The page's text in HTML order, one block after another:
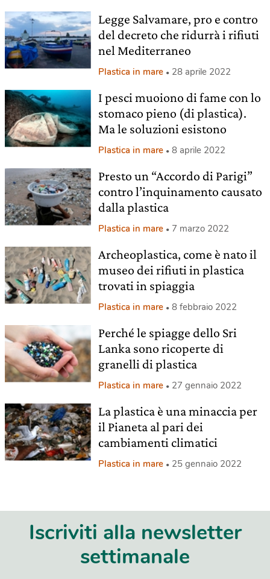
Legge Salvamare, pro e contro
del decreto che ridurrà i rifiuti
nel Mediterraneo
Plastica in mare 28 aprile 2022
I pesci muoiono di fame con lo
stomaco pieno (di plastica).
Ma le soluzioni esistono
Plastica in mare 8 aprile 2022
Presto un “Accordo di Parigi”
contro l’inquinamento causato
dalla plastica
Plastica in mare 7 marzo 2022
Archeoplastica, come è nato il
museo dei rifiuti in plastica
trovati in spiaggia
Plastica in mare 8 febbraio 2022
Perché le spiagge dello Sri
Lanka sono ricoperte di
granelli di plastica
Plastica in mare 27 gennaio 2022
La plastica è una minaccia per
il Pianeta al pari dei
cambiamenti climatici
Plastica in mare 25 gennaio 2022
Iscriviti alla newsletter
settimanale